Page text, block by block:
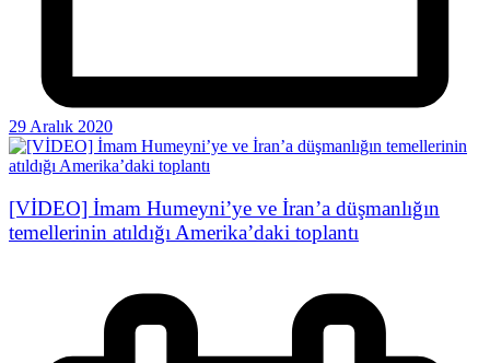
29 Aralık 2020
[VİDEO] İmam Humeyni’ye ve İran’a düşmanlığın
temellerinin atıldığı Amerika’daki toplantı